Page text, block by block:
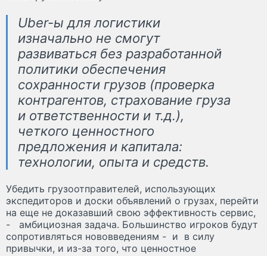
Uber-ы для логистики
изначально не смогут
развиваться без разработанной
политики обеспечения
сохранности грузов (проверка
контрагентов, страхование груза
и ответственности и т.д.),
четкого ценностного
предложения и капитала:
технологии, опыта и средств.
Убедить грузоотправителей, использующих
экспедиторов и доски объявлений о грузах, перейти
на еще не доказавший свою эффективность сервис,
- амбициозная задача. Большинство игроков будут
сопротивляться нововведениям - и в силу
привычки, и из-за того, что ценностное